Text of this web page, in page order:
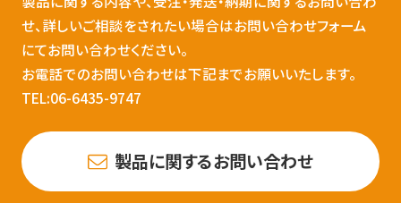
せ、詳しいご相談をされたい場合はお問い合わせフォーム
にてお問い合わせください。
お電話でのお問い合わせは下記までお願いいたします。
TEL:06-6435-9747
製品に関するお問い合わせ